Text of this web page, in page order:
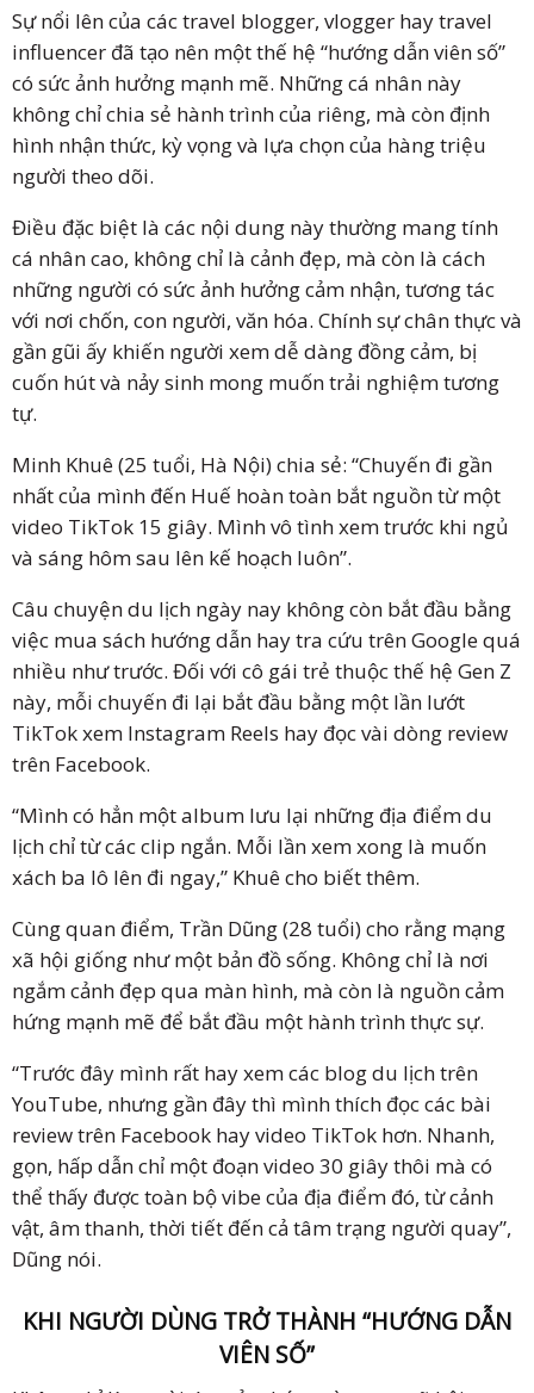
Sự nổi lên của các travel blogger, vlogger hay travel
influencer đã tạo nên một thế hệ “hướng dẫn viên số”
có sức ảnh hưởng mạnh mẽ. Những cá nhân này
không chỉ chia sẻ hành trình của riêng, mà còn định
hình nhận thức, kỳ vọng và lựa chọn của hàng triệu
người theo dõi.
Điều đặc biệt là các nội dung này thường mang tính
cá nhân cao, không chỉ là cảnh đẹp, mà còn là cách
những người có sức ảnh hưởng cảm nhận, tương tác
với nơi chốn, con người, văn hóa. Chính sự chân thực và
gần gũi ấy khiến người xem dễ dàng đồng cảm, bị
cuốn hút và nảy sinh mong muốn trải nghiệm tương
tự.
Minh Khuê (25 tuổi, Hà Nội) chia sẻ: “Chuyến đi gần
nhất của mình đến Huế hoàn toàn bắt nguồn từ một
video TikTok 15 giây. Mình vô tình xem trước khi ngủ
và sáng hôm sau lên kế hoạch luôn”.
Câu chuyện du lịch ngày nay không còn bắt đầu bằng
việc mua sách hướng dẫn hay tra cứu trên Google quá
nhiều như trước. Đối với cô gái trẻ thuộc thế hệ Gen Z
này, mỗi chuyến đi lại bắt đầu bằng một lần lướt
TikTok xem Instagram Reels hay đọc vài dòng review
trên Facebook.
“Mình có hẳn một album lưu lại những địa điểm du
lịch chỉ từ các clip ngắn. Mỗi lần xem xong là muốn
xách ba lô lên đi ngay,” Khuê cho biết thêm.
Cùng quan điểm, Trần Dũng (28 tuổi) cho rằng mạng
xã hội giống như một bản đồ sống. Không chỉ là nơi
ngắm cảnh đẹp qua màn hình, mà còn là nguồn cảm
hứng mạnh mẽ để bắt đầu một hành trình thực sự.
“Trước đây mình rất hay xem các blog du lịch trên
YouTube, nhưng gần đây thì mình thích đọc các bài
review trên Facebook hay video TikTok hơn. Nhanh,
gọn, hấp dẫn chỉ một đoạn video 30 giây thôi mà có
thể thấy được toàn bộ vibe của địa điểm đó, từ cảnh
vật, âm thanh, thời tiết đến cả tâm trạng người quay”,
Dũng nói.
KHI NGƯỜI DÙNG TRỞ THÀNH “HƯỚNG DẪN
VIÊN SỐ”